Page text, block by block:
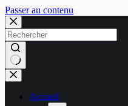
Passer au contenu
Aucun
résultat
Accueil